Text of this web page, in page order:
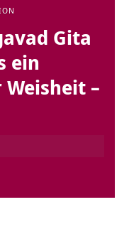
Gita
ein
–